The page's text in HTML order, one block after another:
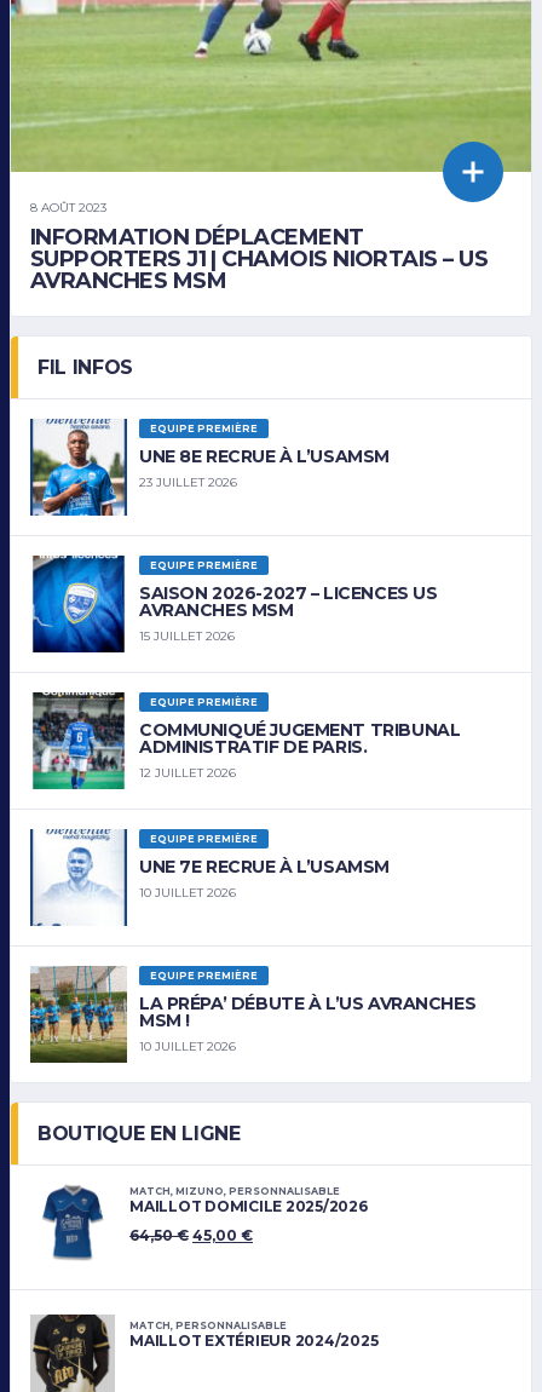
8 AOÛT 2023
INFORMATION DÉPLACEMENT
SUPPORTERS J1 | CHAMOIS NIORTAIS – US
AVRANCHES MSM
FIL INFOS
EQUIPE PREMIÈRE
UNE 8E RECRUE À L’USAMSM
23 JUILLET 2026
EQUIPE PREMIÈRE
SAISON 2026-2027 – LICENCES US
AVRANCHES MSM
15 JUILLET 2026
EQUIPE PREMIÈRE
COMMUNIQUÉ JUGEMENT TRIBUNAL
ADMINISTRATIF DE PARIS.
12 JUILLET 2026
EQUIPE PREMIÈRE
UNE 7E RECRUE À L’USAMSM
10 JUILLET 2026
EQUIPE PREMIÈRE
LA PRÉPA’ DÉBUTE À L’US AVRANCHES
MSM !
10 JUILLET 2026
BOUTIQUE EN LIGNE
MATCH MIZUNO PERSONNALISABLE
MAILLOT DOMICILE 2025/2026
64,50€ 45,00 €
MATCH PERSONNALISABLE
MAILLOT EXTÉRIEUR 2024/2025